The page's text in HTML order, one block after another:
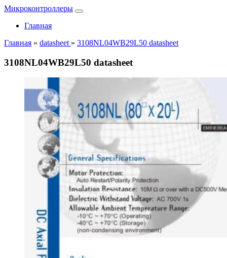
Микроконтроллеры
Главная
Главная » datasheet » 3108NL04WB29L50 datasheet
3108NL04WB29L50 datasheet